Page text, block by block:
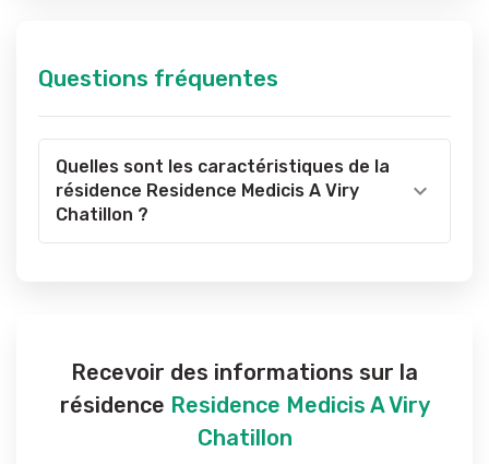
Questions fréquentes
Quelles sont les caractéristiques de la
résidence Residence Medicis A Viry
Chatillon ?
Recevoir des informations sur la
résidence Residence Medicis A Viry
Chatillon